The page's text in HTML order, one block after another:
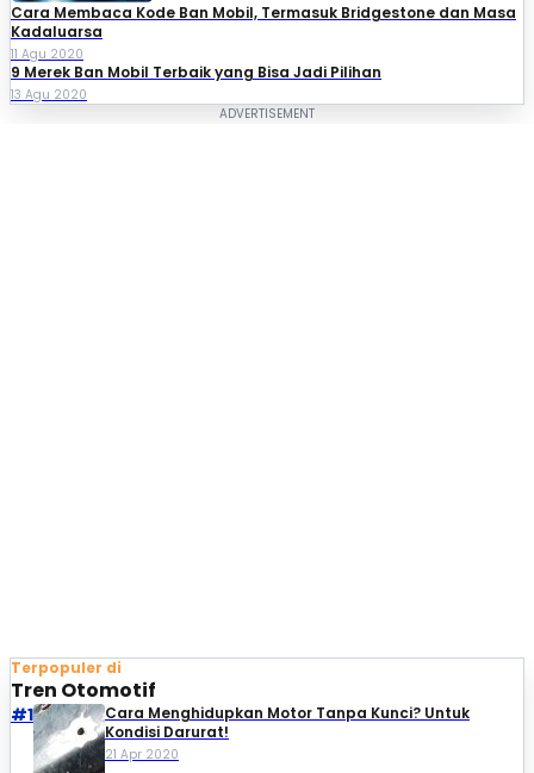
Cara Membaca Kode Ban Mobil, Termasuk Bridgestone dan Masa
Kadaluarsa
11 Agu 2020
9 Merek Ban Mobil Terbaik yang Bisa Jadi Pilihan
13 Agu 2020
Terpopuler di
Tren Otomotif
#1
Cara Menghidupkan Motor Tanpa Kunci? Untuk
Kondisi Darurat!
21 Apr 2020